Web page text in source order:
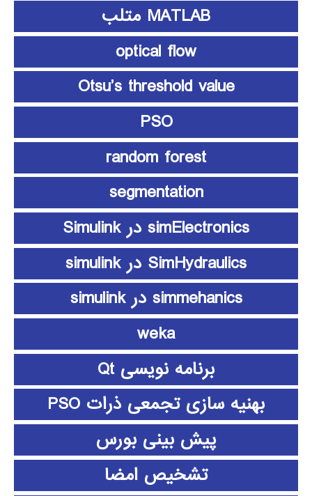
MATLAB متلب
optical flow
Otsu’s threshold value
PSO
random forest
segmentation
simElectronics در Simulink
SimHydraulics در simulink
simmehanics در simulink
weka
برنامه نویسی Qt
بهنیه سازی تجمعی ذرات PSO
پیش بینی بورس
تشخیص امضا